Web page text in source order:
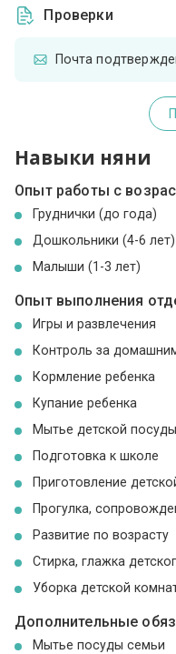
Проверки
Почта
Навыки няни
Опыт работы с
Груднички (до года)
Дошкольники (4-6 лет)
Малыши (1-3 лет)
Опыт выполнения
Игры и развлечения
Контроль за
Кормление ребенка
Купание ребенка
Мытье детской посуды
Подготовка к школе
Приготовление
Прогулка,
Развитие по возрасту
Стирка, глажка
Уборка детской
Дополнительные
Мытье посуды семьи